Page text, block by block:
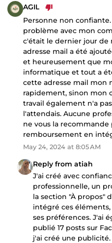
AGIL
Personne non
problème avec mon
c'était le dernier jour de
adresse mail a été
et heureusement que
informatique et tout a
cette adresse mail mon
rapidement, sinon mon
travail également n'a
l'attendais. Aucune
ne vous la recommande
remboursement en
May 24, 2024 at 8:05 AM
Reply from atiah
J'ai créé avec
professionnelle, un
la section "À propos"
intégré ces éléments,
ses préférences. J'ai
publié 17 posts sur
j'ai créé une